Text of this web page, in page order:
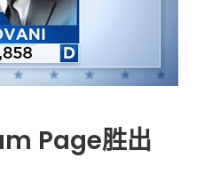
Page胜出